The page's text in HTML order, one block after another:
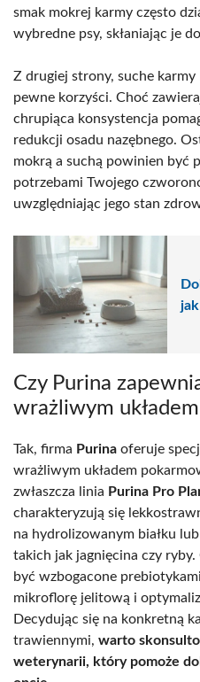
smak mokrej karmy często
wybredne psy, skłaniając je
Z drugiej strony, suche
pewne korzyści. Choć
chrupiąca konsystencja
redukcji osadu nazębnego.
mokrą a suchą powinien być
potrzebami Twojego
uwzględniając jego stan
Czy Purina
wrażliwym
Tak, firma Purina oferuje
wrażliwym układem
zwłaszcza linia Purina Pro
charakteryzują się
na hydrolizowanym białku
takich jak jagnięcina czy
być wzbogacone
mikroflorę jelitową i
Decydując się na konkretną
trawiennymi, warto
weterynarii, który pomoże